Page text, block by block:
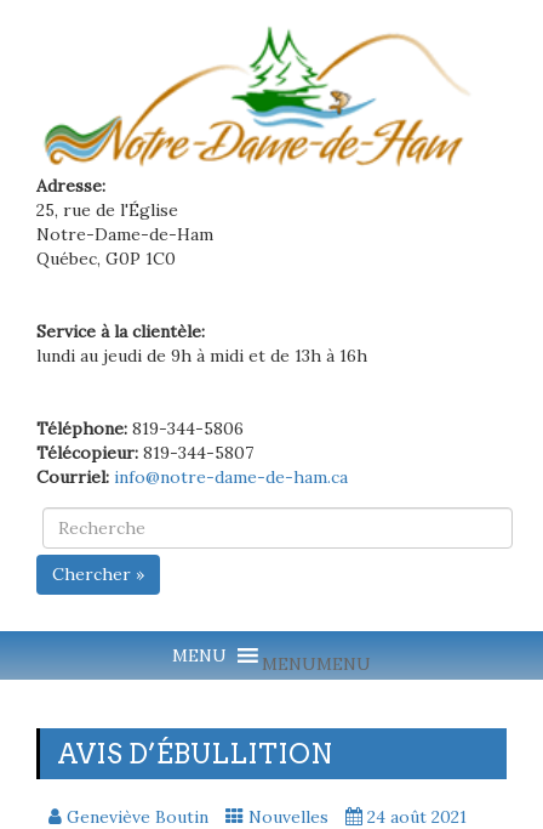
Adresse:
25, rue de l'Église
Notre-Dame-de-Ham
Québec, G0P 1C0
Service à la clientèle:
lundi au jeudi de 9h à midi et de 13h à 16h
Téléphone: 819-344-5806
Télécopieur: 819-344-5807
Courriel: info@notre-dame-de-ham.ca
Chercher »
MENUMENU
AVIS D’ÉBULLITION
Geneviève Boutin Nouvelles 24 août 2021